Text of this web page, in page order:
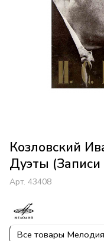
Козловский
Дуэты (Записи
Арт. 43408
Все товары Мелодия